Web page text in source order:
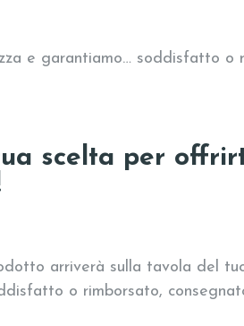
e garantiamo… soddisfatto o
scelta per
arriverà sulla tavola del
o rimborsato,